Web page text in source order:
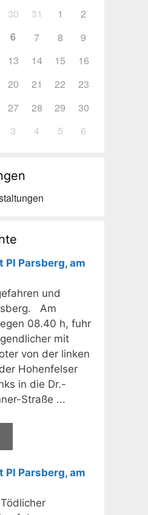
30 31 1
2
6 7 8
9
13 14 15
16
20 21 22
23
27 28 29
30
3 4 5 6
PI Parsberg, am
und
Am
08.40 h, fuhr
mit
von der linken
Hohenfelser
in die Dr.-
Straße ...
PI Parsberg, am